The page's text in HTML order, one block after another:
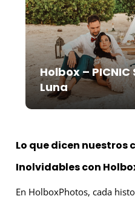
Holbox –
Luna
Lo que dicen nuestros
Inolvidables con
En HolboxPhotos, cada